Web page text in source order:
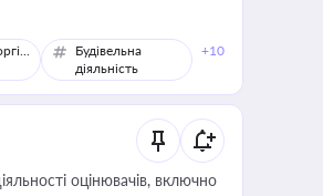
Торгівля
Будівельна
діяльність
+10
оцінювачів, включно